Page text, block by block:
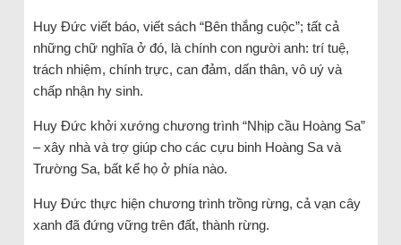
Huy Đức viết báo, viết sách “Bên thắng cuộc”; tất cả
những chữ nghĩa ở đó, là chính con người anh: trí tuệ,
trách nhiệm, chính trực, can đảm, dấn thân, vô uý và
chấp nhận hy sinh.
Huy Đức khởi xướng chương trình “Nhịp cầu Hoàng Sa”
– xây nhà và trợ giúp cho các cựu binh Hoàng Sa và
Trường Sa, bất kể họ ở phía nào.
Huy Đức thực hiện chương trình trồng rừng, cả vạn cây
xanh đã đứng vững trên đất, thành rừng.